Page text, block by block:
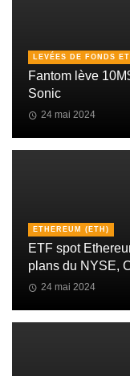
LEVÉES DE FONDS
Fantom lève
Sonic
24 mai 2024
ETHEREUM (ETH)
ETF spot
plans du NYSE,
24 mai 2024